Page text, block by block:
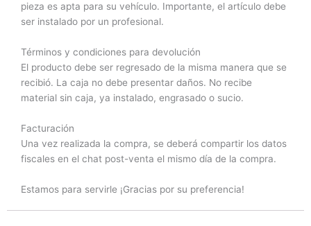
pieza es apta para su vehículo. Importante, el artículo debe
ser instalado por un profesional.
Términos y condiciones para devolución
El producto debe ser regresado de la misma manera que se
recibió. La caja no debe presentar daños. No recibe
material sin caja, ya instalado, engrasado o sucio.
Facturación
Una vez realizada la compra, se deberá compartir los datos
fiscales en el chat post-venta el mismo día de la compra.
Estamos para servirle ¡Gracias por su preferencia!